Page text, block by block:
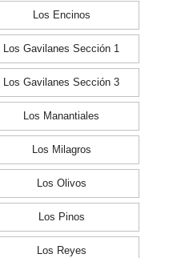
Los Encinos
Los Gavilanes Sección 1
Los Gavilanes Sección 3
Los Manantiales
Los Milagros
Los Olivos
Los Pinos
Los Reyes